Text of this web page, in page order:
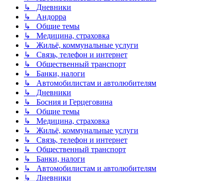
↳ Дневники
↳ Андорра
↳ Общие темы
↳ Медицина, страховка
↳ Жильё, коммунальные услуги
↳ Связь, телефон и интернет
↳ Общественный транспорт
↳ Банки, налоги
↳ Автомобилистам и автолюбителям
↳ Дневники
↳ Босния и Герцеговина
↳ Общие темы
↳ Медицина, страховка
↳ Жильё, коммунальные услуги
↳ Связь, телефон и интернет
↳ Общественный транспорт
↳ Банки, налоги
↳ Автомобилистам и автолюбителям
↳ Дневники